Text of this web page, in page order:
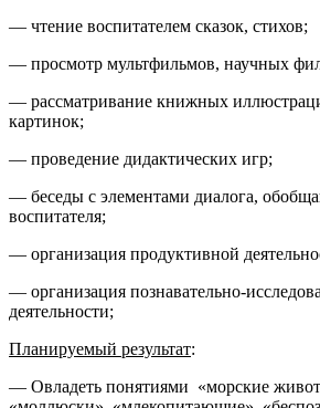
— чтение воспитателем сказок, стихов;
— просмотр мультфильмов, научных
— рассматривание книжных
картинок;
— проведение дидактических игр;
— беседы с элементами диалога,
воспитателя;
— организация продуктивной
— организация познавательно-
деятельности;
Планируемый результат:
— Овладеть понятиями «морские